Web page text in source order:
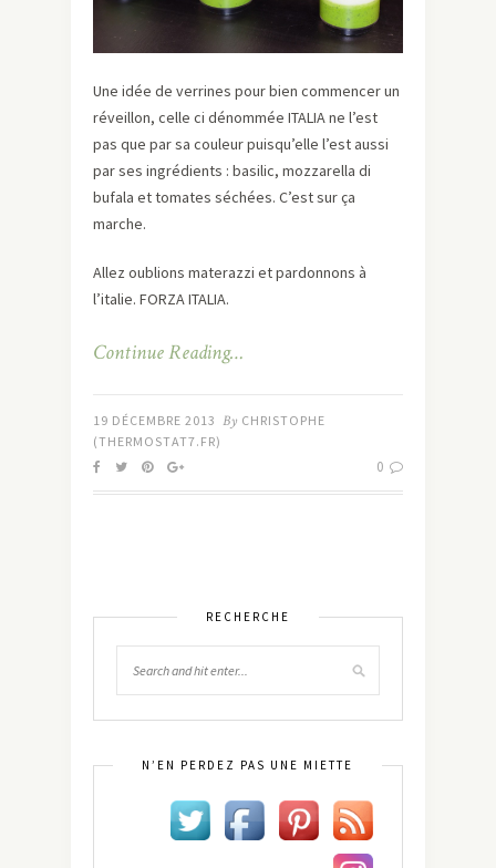
Une idée de verrines pour bien commencer un
réveillon, celle ci dénommée ITALIA ne l’est
pas que par sa couleur puisqu’elle l’est aussi
par ses ingrédients : basilic, mozzarella di
bufala et tomates séchées. C’est sur ça
marche.
Allez oublions materazzi et pardonnons à
l’italie. FORZA ITALIA.
Continue Reading…
19 DÉCEMBRE 2013 By CHRISTOPHE
(THERMOSTAT7.FR)
0
RECHERCHE
N’EN PERDEZ PAS UNE MIETTE